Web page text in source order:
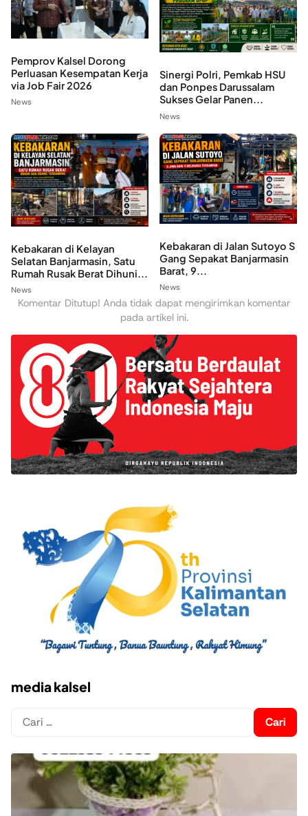
Pemprov Kalsel Dorong
Perluasan Kesempatan Kerja
via Job Fair 2026
News
Sinergi Polri, Pemkab HSU
dan Ponpes Darussalam
Sukses Gelar Panen...
News
Kebakaran di Kelayan
Selatan Banjarmasin, Satu
Rumah Rusak Berat Dihuni...
News
Kebakaran di Jalan Sutoyo S
Gang Sepakat Banjarmasin
Barat, 9...
News
Komentar Ditutup! Anda tidak dapat mengirimkan komentar
pada artikel ini.
media kalsel
Cari
untuk: